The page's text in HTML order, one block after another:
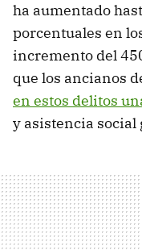
ha aumentado
porcentuales en
incremento del
que los ancianos
en estos delitos
y asistencia social